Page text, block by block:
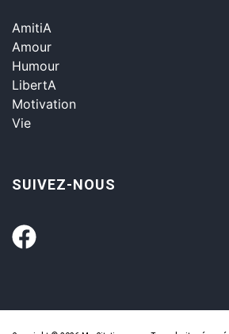
AmitiA
Amour
Humour
LibertA
Motivation
Vie
SUIVEZ-NOUS